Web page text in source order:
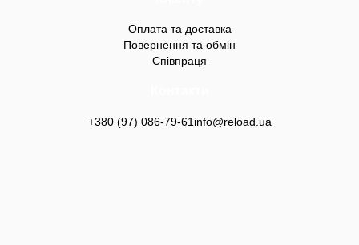
Оплата та доставка
Повернення та обмін
Співпраця
+380 (97) 086-79-61 info@reload.ua